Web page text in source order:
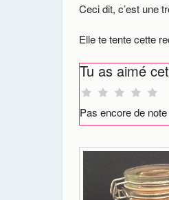
Ceci dit, c’est une
Elle te tente cette
Tu as aimé
Pas encore de